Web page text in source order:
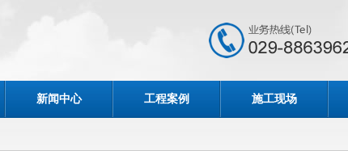
新闻中心 工程案例 施工现场